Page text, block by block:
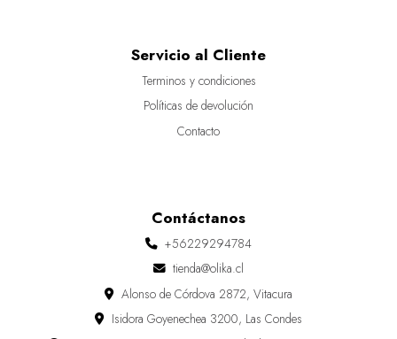
Servicio al Cliente
Terminos y condiciones
Políticas de devolución
Contacto
Contáctanos
+56229294784
tienda@olika.cl
Alonso de Córdova 2872, Vitacura
Isidora Goyenechea 3200, Las Condes